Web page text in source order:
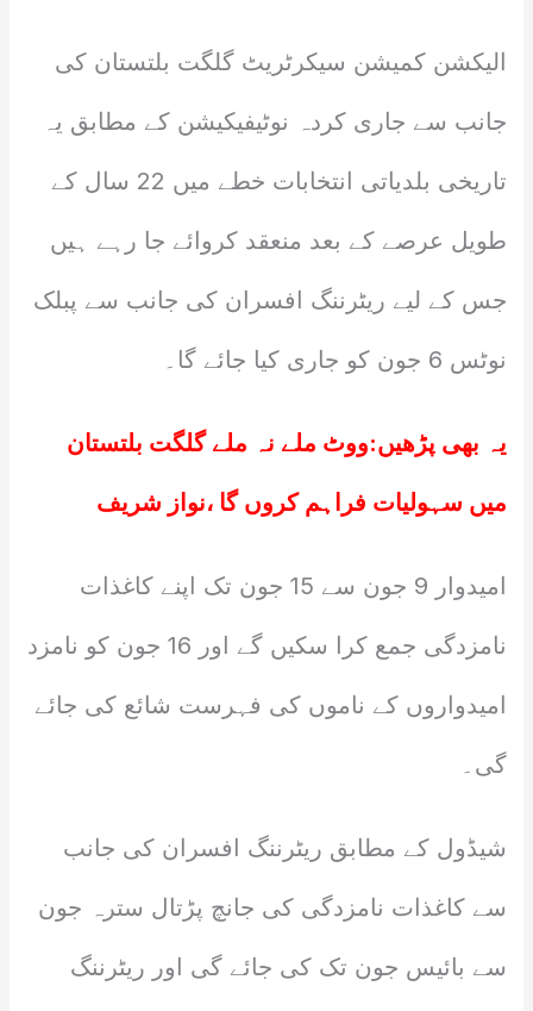
الیکشن کمیشن سیکرٹریٹ گلگت بلتستان کی
جانب سے جاری کردہ نوٹیفیکیشن کے مطابق یہ
تاریخی بلدیاتی انتخابات خطے میں 22 سال کے
طویل عرصے کے بعد منعقد کروائے جا رہے ہیں
جس کے لیے ریٹرننگ افسران کی جانب سے پبلک
نوٹس 6 جون کو جاری کیا جائے گا۔
یہ بھی پڑھیں:ووٹ ملے نہ ملے گلگت بلتستان
میں سہولیات فراہم کروں گا ،نواز شریف
امیدوار 9 جون سے 15 جون تک اپنے کاغذات
نامزدگی جمع کرا سکیں گے اور 16 جون کو نامزد
امیدواروں کے ناموں کی فہرست شائع کی جائے
گی۔
شیڈول کے مطابق ریٹرننگ افسران کی جانب
سے کاغذات نامزدگی کی جانچ پڑتال سترہ جون
سے بائیس جون تک کی جائے گی اور ریٹرننگ